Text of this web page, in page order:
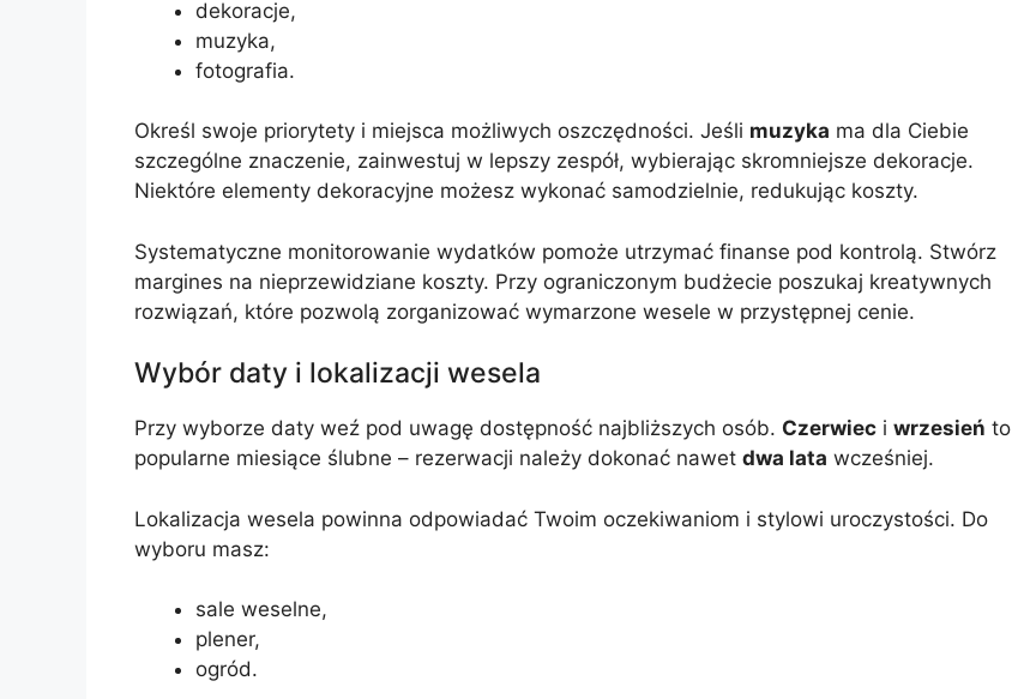
dekoracje,
muzyka,
fotografia.
Określ swoje priorytety i miejsca możliwych oszczędności. Jeśli muzyka ma dla Ciebie
szczególne znaczenie, zainwestuj w lepszy zespół, wybierając skromniejsze dekoracje.
Niektóre elementy dekoracyjne możesz wykonać samodzielnie, redukując koszty.
Systematyczne monitorowanie wydatków pomoże utrzymać finanse pod kontrolą. Stwórz
margines na nieprzewidziane koszty. Przy ograniczonym budżecie poszukaj kreatywnych
rozwiązań, które pozwolą zorganizować wymarzone wesele w przystępnej cenie.
Wybór daty i lokalizacji wesela
Przy wyborze daty weź pod uwagę dostępność najbliższych osób. Czerwiec i wrzesień to
popularne miesiące ślubne – rezerwacji należy dokonać nawet dwa lata wcześniej.
Lokalizacja wesela powinna odpowiadać Twoim oczekiwaniom i stylowi uroczystości. Do
wyboru masz:
sale weselne,
plener,
ogród.